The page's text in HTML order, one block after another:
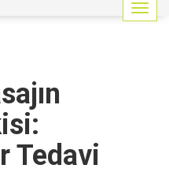
G
e
Tedavi